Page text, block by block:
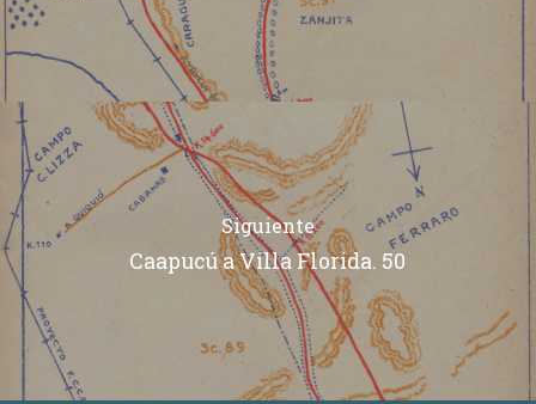
Siguiente
Caapucú a Villa Florida. 50